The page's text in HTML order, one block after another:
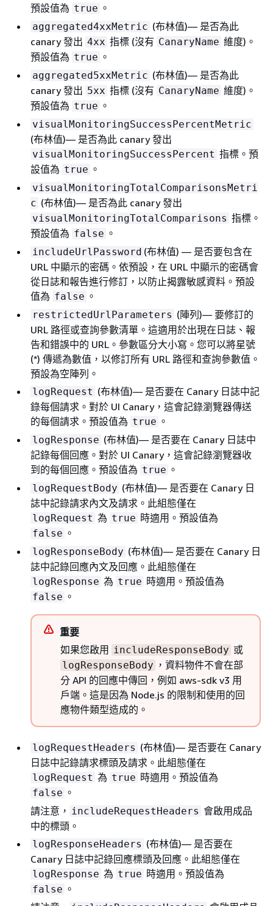
預設值為 true 。
aggregated4xxMetric (布林值)— 是否為此
canary 發出 4xx 指標 (沒有 CanaryName 維度)。
預設值為 true 。
aggregated5xxMetric (布林值)— 是否為此
canary 發出 5xx 指標 (沒有 CanaryName 維度)。
預設值為 true 。
visualMonitoringSuccessPercentMetric
(布林值)— 是否為此 canary 發出
visualMonitoringSuccessPercent 指標。預
設值為 true 。
visualMonitoringTotalComparisonsMetri
c (布林值)— 是否為此 canary 發出
visualMonitoringTotalComparisons 指標。
預設值為 false 。
includeUrlPassword (布林值) — 是否要包含在
URL 中顯示的密碼。依預設，在 URL 中顯示的密碼會
從日誌和報告進行修訂，以防止揭露敏感資料。預設
值為 false 。
restrictedUrlParameters (陣列)— 要修訂的
URL 路徑或查詢參數清單。這適用於出現在日誌、報
告和錯誤中的 URL。參數區分大小寫。您可以將星號
(*) 傳遞為數值，以修訂所有 URL 路徑和查詢參數值。
預設為空陣列。
logRequest (布林值)— 是否要在 Canary 日誌中記
錄每個請求。對於 UI Canary，這會記錄瀏覽器傳送
的每個請求。預設值為 true 。
logResponse (布林值)— 是否要在 Canary 日誌中
記錄每個回應。對於 UI Canary，這會記錄瀏覽器收
到的每個回應。預設值為 true 。
logRequestBody (布林值)— 是否要在 Canary 日
誌中記錄請求內文及請求。此組態僅在
logRequest 為 true 時適用。預設值為
false 。
logResponseBody (布林值)— 是否要在 Canary 日
誌中記錄回應內文及回應。此組態僅在
logResponse 為 true 時適用。預設值為
false 。
重要
如果您啟用 includeResponseBody 或
logResponseBody ，資料物件不會在部
分 API 的回應中傳回，例如 aws-sdk v3 用
戶端。這是因為 Node.js 的限制和使用的回
應物件類型造成的。
logRequestHeaders (布林值)— 是否要在 Canary
日誌中記錄請求標頭及請求。此組態僅在
logRequest 為 true 時適用。預設值為
false 。
請注意， includeRequestHeaders 會啟用成品
中的標頭。
logResponseHeaders (布林值)— 是否要在
Canary 日誌中記錄回應標頭及回應。此組態僅在
logResponse 為 true 時適用。預設值為
false 。